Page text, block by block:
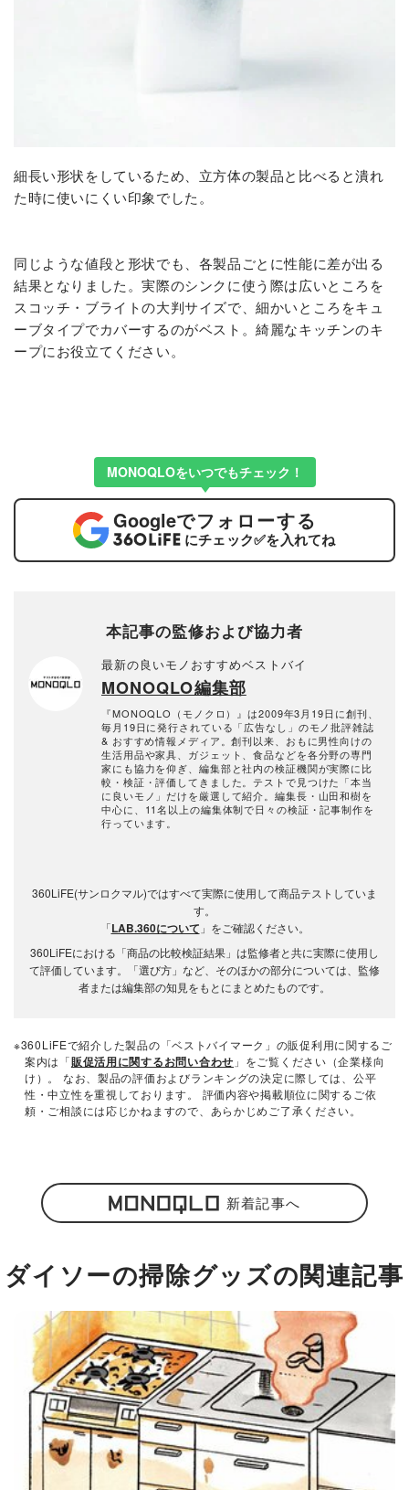
細長い形状をしているため、立方体の製品と比べると潰れ
た時に使いにくい印象でした。
同じような値段と形状でも、各製品ごとに性能に差が出る
結果となりました。実際のシンクに使う際は広いところを
スコッチ・ブライトの大判サイズで、細かいところをキュ
ーブタイプでカバーするのがベスト。綺麗なキッチンのキ
ープにお役立てください。
MONOQLOをいつでもチェック！
Googleでフォローする
にチェック✅を入れてね
本記事の監修および協力者
最新の良いモノおすすめベストバイ
MONOQLO編集部
『MONOQLO（モノクロ）』は2009年3月19日に創刊、
毎月19日に発行されている「広告なし」のモノ批評雑誌
& おすすめ情報メディア。創刊以来、おもに男性向けの
生活用品や家具、ガジェット、食品などを各分野の専門
家にも協力を仰ぎ、編集部と社内の検証機関が実際に比
較・検証・評価してきました。テストで見つけた「本当
に良いモノ」だけを厳選して紹介。編集長・山田和樹を
中心に、11名以上の編集体制で日々の検証・記事制作を
行っています。
360LiFE(サンロクマル)ではすべて実際に使用して商品テストしていま
す。
「LAB.360について 」をご確認ください。
360LiFEにおける「商品の比較検証結果」は監修者と共に実際に使用し
て評価しています。「選び方」など、そのほかの部分については、監修
者または編集部の知見をもとにまとめたものです。
※360LiFEで紹介した製品の「ベストバイマーク」の販促利用に関するご
案内は「販促活用に関するお問い合わせ 」をご覧ください（企業様向
け）。 なお、製品の評価およびランキングの決定に際しては、公平
性・中立性を重視しております。 評価内容や掲載順位に関するご依
頼・ご相談には応じかねますので、あらかじめご了承ください。
新着記事へ
ダイソーの掃除グッズの関連記事